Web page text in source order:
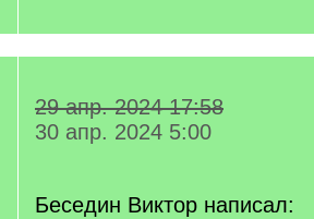
29 апр. 2024 17:58
30 апр. 2024 5:00
Беседин Виктор написал: